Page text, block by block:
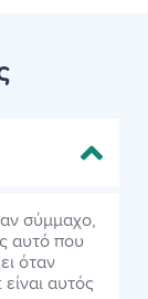
σύμμαχο,
αυτό που
όταν
αυτός